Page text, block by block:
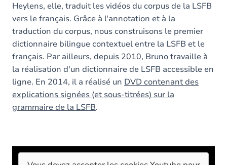
Heylens, elle, traduit les vidéos du corpus de la LSFB
vers le français. Grâce à l'annotation et à la
traduction du corpus, nous construisons le premier
dictionnaire bilingue contextuel entre la LSFB et le
français. Par ailleurs, depuis 2010, Bruno travaille à
la réalisation d'un dictionnaire de LSFB accessible en
ligne. En 2014, il a réalisé un DVD contenant des
explications signées (et sous-titrées) sur la
grammaire de la LSFB.